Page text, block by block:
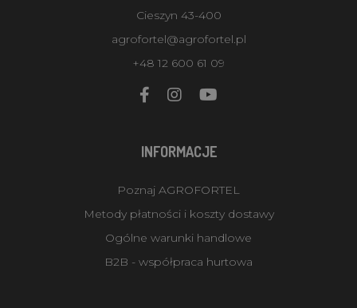
Cieszyn 43-400
agrofortel@agrofortel.pl
+48 12 600 61 09
INFORMACJE
Poznaj AGROFORTEL
Metody płatności i koszty dostawy
Ogólne warunki handlowe
B2B - współpraca hurtowa